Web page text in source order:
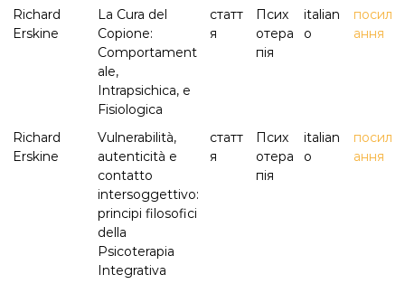
Richard
Erskine
La Cura del
Copione:
Comportament
ale,
Intrapsichica, e
Fisiologica
статт
я
Псих
отера
пія
italian
o
посил
ання
Richard
Erskine
Vulnerabilità,
autenticità e
contatto
intersoggettivo:
principi filosofici
della
Psicoterapia
Integrativa
статт
я
Псих
отера
пія
italian
o
посил
ання